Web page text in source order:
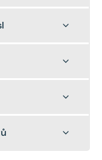
Rozbalit
Rozbalit
Rozbalit
Rozbalit